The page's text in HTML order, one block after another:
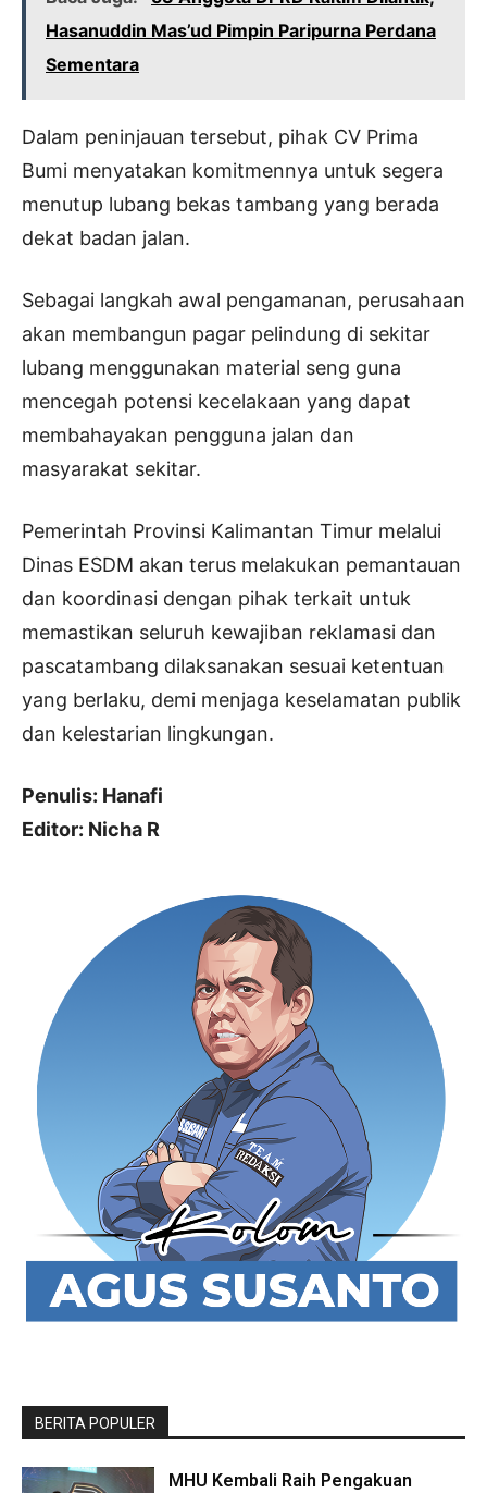
Hasanuddin Mas’ud Pimpin Paripurna Perdana
Sementara
Dalam peninjauan tersebut, pihak CV Prima
Bumi menyatakan komitmennya untuk segera
menutup lubang bekas tambang yang berada
dekat badan jalan.
Sebagai langkah awal pengamanan, perusahaan
akan membangun pagar pelindung di sekitar
lubang menggunakan material seng guna
mencegah potensi kecelakaan yang dapat
membahayakan pengguna jalan dan
masyarakat sekitar.
Pemerintah Provinsi Kalimantan Timur melalui
Dinas ESDM akan terus melakukan pemantauan
dan koordinasi dengan pihak terkait untuk
memastikan seluruh kewajiban reklamasi dan
pascatambang dilaksanakan sesuai ketentuan
yang berlaku, demi menjaga keselamatan publik
dan kelestarian lingkungan.
Penulis: Hanafi
Editor: Nicha R
BERITA POPULER
MHU Kembali Raih Pengakuan